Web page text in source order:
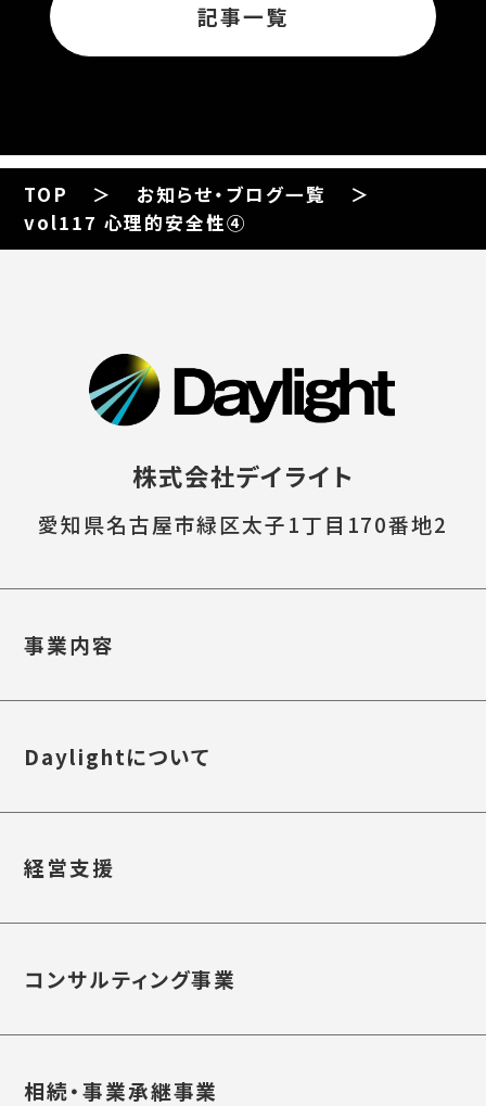
記事一覧
TOP
お知らせ・ブログ一覧
vol117 心理的安全性④
株式会社デイライト
愛知県名古屋市緑区太子1丁目170番地2
事業内容
Daylightについて
経営支援
コンサルティング事業
相続・事業承継事業